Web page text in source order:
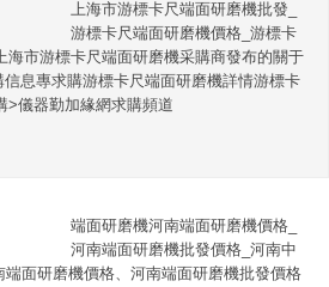
上海市游標卡尺端面研磨機批發_
游標卡尺端面研磨機價格_游標卡
海市游標卡尺端面研磨機采購商發布的關于
息專求購游標卡尺端面研磨機詳情游標卡
>儀器勤加緣網求購頻道
端面研磨機河南端面研磨機價格_
河南端面研磨機批發價格_河南中
面研磨機價格、河南端面研磨機批發價格